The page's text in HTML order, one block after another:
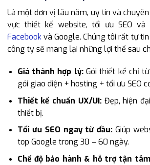
Là một đơn vị lâu năm, uy tín và
vực thiết kế website, tối ưu SEO và
Facebookvà Google. Chúng tôi rất tự
công ty sẽ mang lại những lợi thế sau
Giá thành hợp lý:Gói thiết kế chỉ
gói giao diện + hosting + tối ưu SEO
Thiết kế chuẩn UX/UI: Đẹp, hiện
thiết bị.
Tối ưu SEO ngay từ đầu:Giúp
top Google trong 30 – 60 ngày.
Chế độ bảo hành & hỗ trợ tận tâm